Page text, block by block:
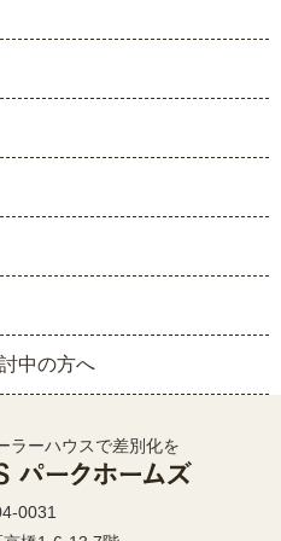
中の方へ
ラーハウスで差別化を
0031